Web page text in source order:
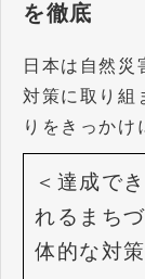
を徹底
日本は自然災
対策に取り組
りをきっかけ
＜達成で
れるまち
体的な対